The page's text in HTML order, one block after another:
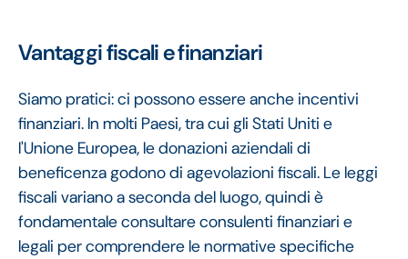
Vantaggi fiscali e finanziari
Siamo pratici: ci possono essere anche incentivi
finanziari. In molti Paesi, tra cui gli Stati Uniti e
l'Unione Europea, le donazioni aziendali di
beneficenza godono di agevolazioni fiscali. Le leggi
fiscali variano a seconda del luogo, quindi è
fondamentale consultare consulenti finanziari e
legali per comprendere le normative specifiche